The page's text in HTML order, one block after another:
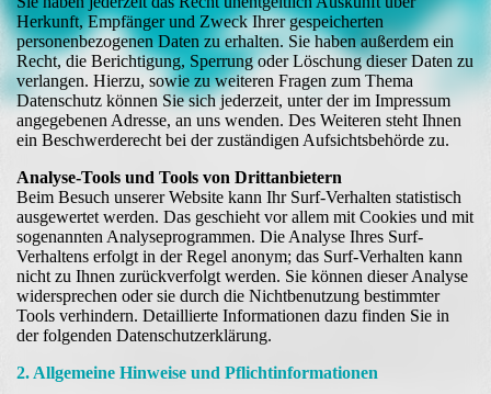
Herkunft, Empfänger und Zweck Ihrer gespeicherten
personenbezogenen Daten zu erhalten. Sie haben außerdem ein
Recht, die Berichtigung, Sperrung oder Löschung dieser Daten zu
verlangen. Hierzu, sowie zu weiteren Fragen zum Thema
Datenschutz können Sie sich jederzeit, unter der im Impressum
angegebenen Adresse, an uns wenden. Des Weiteren steht Ihnen
ein Beschwerderecht bei der zuständigen Aufsichtsbehörde zu.
Analyse-Tools und Tools von Drittanbietern
Beim Besuch unserer Website kann Ihr Surf-Verhalten statistisch
ausgewertet werden. Das geschieht vor allem mit Cookies und mit
sogenannten Analyseprogrammen. Die Analyse Ihres Surf-
Verhaltens erfolgt in der Regel anonym; das Surf-Verhalten kann
nicht zu Ihnen zurückverfolgt werden. Sie können dieser Analyse
widersprechen oder sie durch die Nichtbenutzung bestimmter
Tools verhindern. Detaillierte Informationen dazu finden Sie in
der folgenden Datenschutzerklärung.
2. Allgemeine Hinweise und Pflichtinformationen